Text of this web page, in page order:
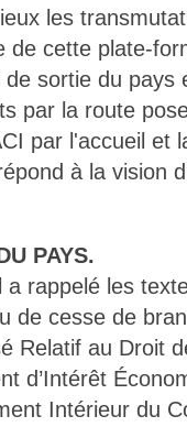
les
de cette plate-
sortie du pays
par la route
par l'accueil et
à la vision
PAYS.
rappelé les
de cesse de
Relatif au Droit
d’Intérêt
Intérieur du